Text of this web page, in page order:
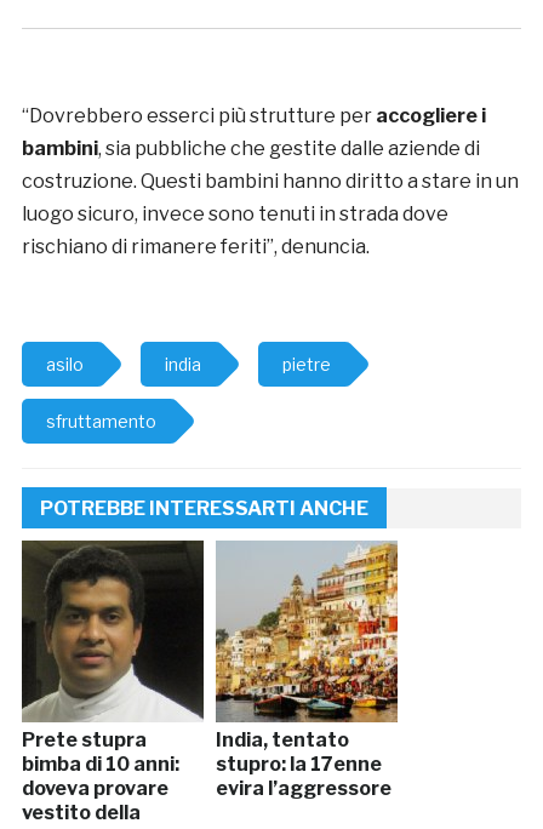
“Dovrebbero esserci più strutture per accogliere i
bambini, sia pubbliche che gestite dalle aziende di
costruzione. Questi bambini hanno diritto a stare in un
luogo sicuro, invece sono tenuti in strada dove
rischiano di rimanere feriti”, denuncia.
asilo india pietre
sfruttamento
POTREBBE INTERESSARTI ANCHE
Prete stupra
bimba di 10 anni:
doveva provare
vestito della
India, tentato
stupro: la 17enne
evira l’aggressore